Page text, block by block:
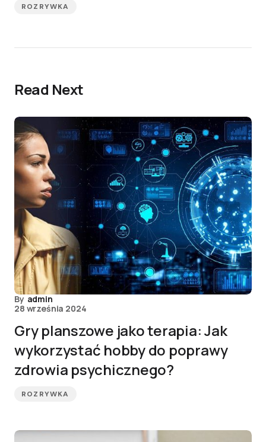
ROZRYWKA
Read Next
By admin
28 września 2024
Gry planszowe jako terapia: Jak
wykorzystać hobby do poprawy
zdrowia psychicznego?
ROZRYWKA